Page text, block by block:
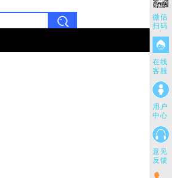
微信
扫码
在线
客服
用户
中心
意见
反馈